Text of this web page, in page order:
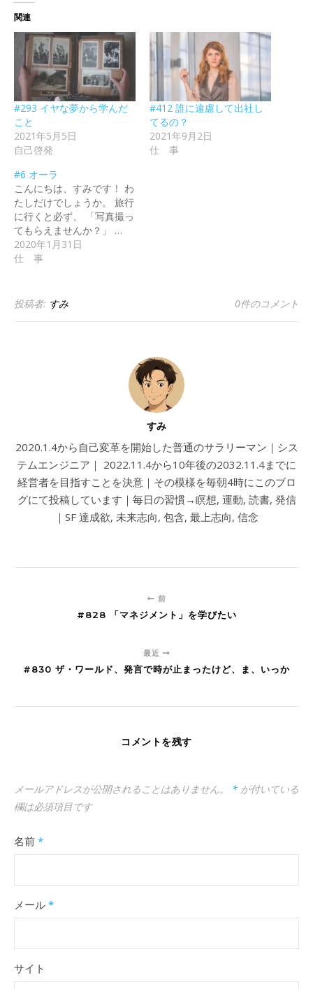
関連
#293 イヤな夢から学んだ
こと
2021年5月5日
自己啓発
#412 誰に遠慮して出社し
てるの？
2021年9月2日
仕 事
#6 オーラ
こんにちは、すみです！ わ
たしだけでしょうか。 旅行
に行くと必ず、 「写真撮っ
てもらえませんか？」 …
2020年1月31日
仕 事
投稿者: すみ 0件のコメント
すみ
2020.1.4から自己変革を開始した普通のサラリーマン｜シス
テムエンジニア｜ 2022.11.4から10年後の2032.11.4までに
経営者を目指すことを決意｜その模様を毎朝4時にこのブロ
グにて投稿しています｜毎日の習慣→瞑想, 運動, 読書, 発信
｜SF 達成欲, 未来志向, 包含, 最上志向, 信念
前
#828 「マネジメント」を学びたい
最近
#830 ザ・ワールド、発言で時が止まったけど、ま、いっか
コメントを残す
メールアドレスが公開されることはありません。 * が付いている
欄は必須項目です
名前 *
メール *
サイト